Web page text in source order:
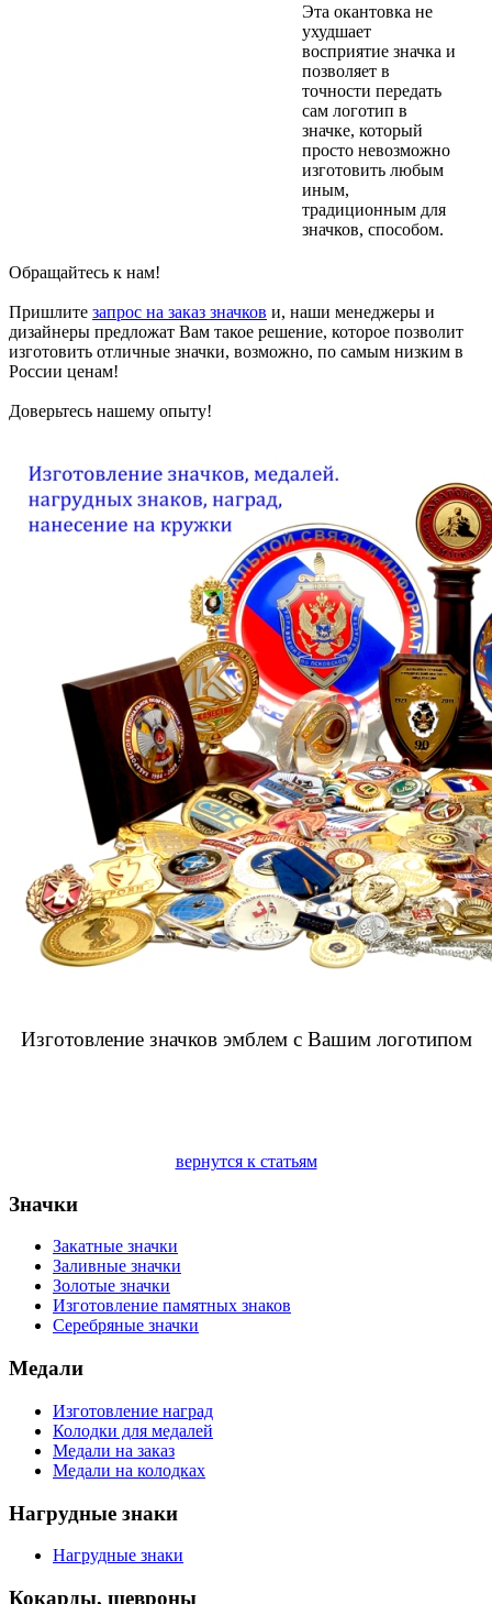
Эта окантовка не
ухудшает
восприятие значка и
позволяет в
точности передать
сам логотип в
значке, который
просто невозможно
изготовить любым
иным,
традиционным для
значков, способом.
Обращайтесь к нам!
Пришлите запрос на заказ значков и, наши менеджеры и
дизайнеры предложат Вам такое решение, которое позволит
изготовить отличные значки, возможно, по самым низким в
России ценам!
Доверьтесь нашему опыту!
Изготовление значков эмблем с Вашим логотипом
вернутся к статьям
Значки
Закатные значки
Заливные значки
Золотые значки
Изготовление памятных знаков
Серебряные значки
Медали
Изготовление наград
Колодки для медалей
Медали на заказ
Медали на колодках
Нагрудные знаки
Нагрудные знаки
Кокарды, шевроны